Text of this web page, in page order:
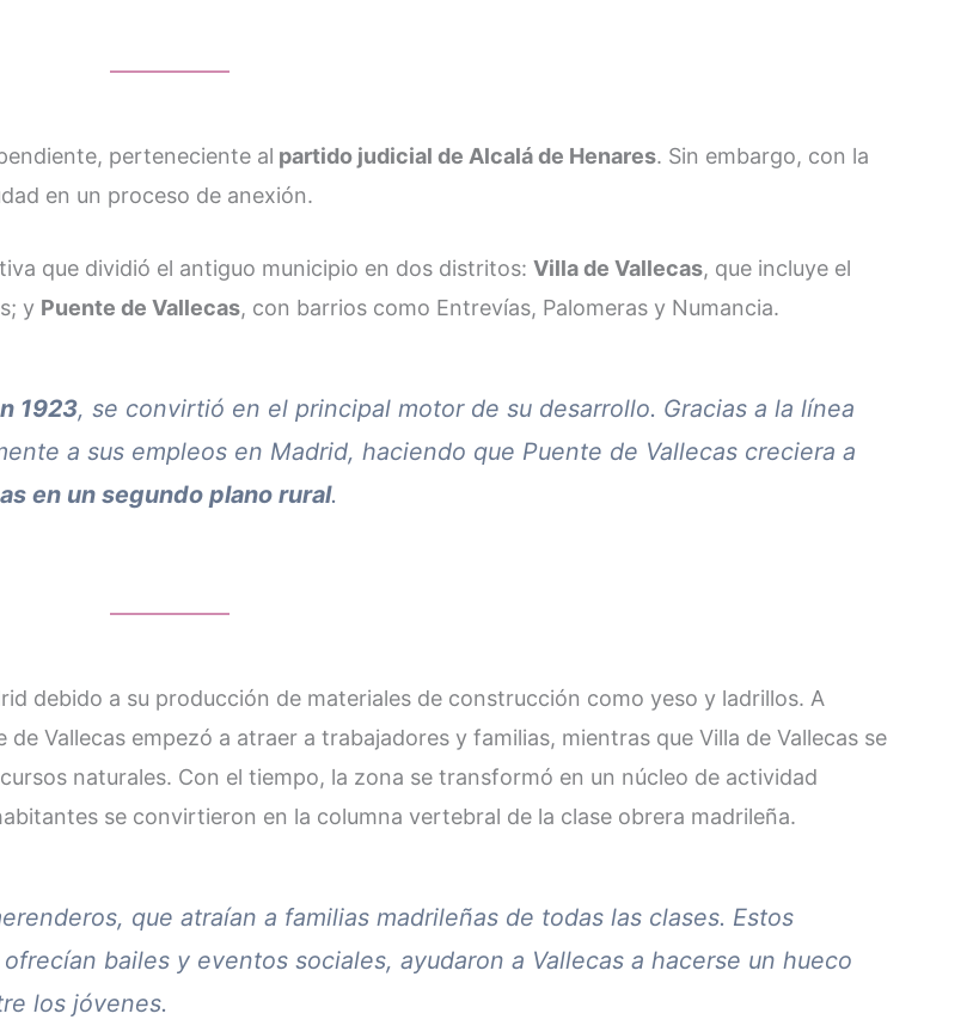
perteneciente al partido judicial de Alcalá de Henares. Sin embargo, con la
en un proceso de anexión.
que dividió el antiguo municipio en dos distritos: Villa de Vallecas, que incluye el
y Puente de Vallecas, con barrios como Entrevías, Palomeras y Numancia​.
1923, se convirtió en el principal motor de su desarrollo. Gracias a la línea
a sus empleos en Madrid, haciendo que Puente de Vallecas creciera a
en un segundo plano rural.
debido a su producción de materiales de construcción como yeso y ladrillos. A
Vallecas empezó a atraer a trabajadores y familias, mientras que Villa de Vallecas se
naturales. Con el tiempo, la zona se transformó en un núcleo de actividad
se convirtieron en la columna vertebral de la clase obrera madrileña​.
que atraían a familias madrileñas de todas las clases. Estos
bailes y eventos sociales, ayudaron a Vallecas a hacerse un hueco
los jóvenes.